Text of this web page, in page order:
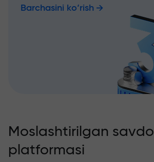
Barchasini ko‘rish
Moslashtirilgan savdo
platformasi